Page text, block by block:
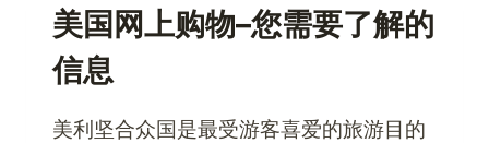
美国网上购物–您需要了解的
信息
美利坚合众国是最受游客喜爱的旅游目的